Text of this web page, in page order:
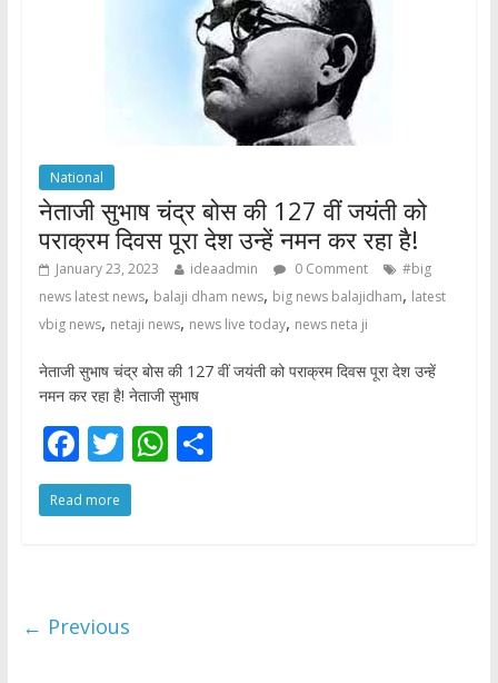
National
नेताजी सुभाष चंद्र बोस की 127 वीं जयंती को
पराक्रम दिवस पूरा देश उन्हें नमन कर रहा है!
January 23, 2023 ideaadmin 0 Comment
#big
news latest news, balaji dham news, big news balajidham, latest
vbig news, netaji news, news live today, news neta ji
नेताजी सुभाष चंद्र बोस की 127 वीं जयंती को पराक्रम दिवस पूरा देश उन्हें
नमन कर रहा है! नेताजी सुभाष
F
ac
e
o
T
w
itt
W S
Read more
← Previous